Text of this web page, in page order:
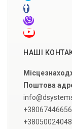
НАШІ
Поштова